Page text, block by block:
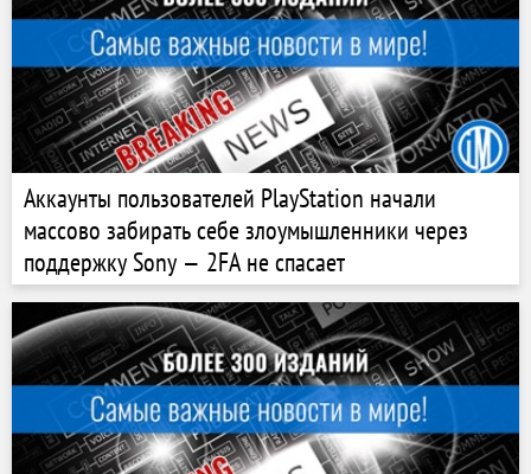
Аккаунты пользователей PlayStation начали
массово забирать себе злоумышленники через
поддержку Sony — 2FA не спасает